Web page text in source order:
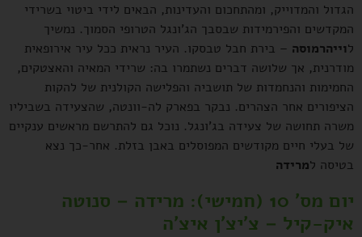
הגדול והמדוייק, ומהתחכום והעדינות, הבאים לידי ביטוי בשרידי
המקדשים והפירמידות שבסבך הג'ונגל הטרופי הסמוך. נמשיך
לוייהרמוסה – בירת חבל טבסקו. העיר נראית ככל עיר אירופאית
מודרנית, אך שלושה דברים נשתמרו בה: שרידי המאיה והאצטקים,
החמימות והנחמדות של תושביה והפלישה הקולנית של להקות
הציפורים אחר הצהרים. נבקר בפארק לה-וונטה, שהצעידה בשביליו
משרה תחושה של צעידה בג'ונגל. נוכל גם להתרשם מראשים ענקיים
של בעלי חיים מקודשים המפוסלים באבן בזלת. אחר-כך נצא
בטיסה למרידה
יום מס' 10 (חמישי): מרידה – סנוטה
איק-קיל – צ'יצ'ן איצ'ה